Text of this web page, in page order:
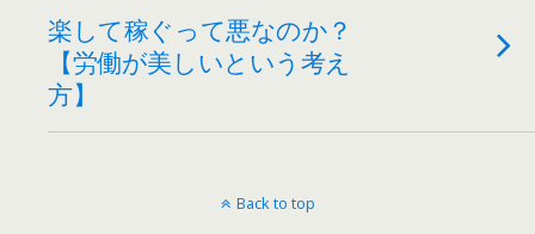
楽して稼ぐって悪なのか？
【労働が美しいという考え
方】
Back to top